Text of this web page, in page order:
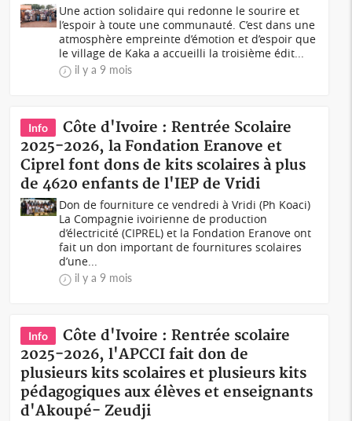
Une action solidaire qui redonne le sourire et
l’espoir à toute une communauté. C’est dans une
atmosphère empreinte d’émotion et d’espoir que
le village de Kaka a accueilli la troisième édit...
il y a 9 mois
Info
Côte d'Ivoire : Rentrée Scolaire
2025-2026, la Fondation Eranove et
Ciprel font dons de kits scolaires à plus
de 4620 enfants de l'IEP de Vridi
Don de fourniture ce vendredi à Vridi (Ph Koaci)
La Compagnie ivoirienne de production
d’électricité (CIPREL) et la Fondation Eranove ont
fait un don important de fournitures scolaires
d’une...
il y a 9 mois
Info
Côte d'Ivoire : Rentrée scolaire
2025-2026, l'APCCI fait don de
plusieurs kits scolaires et plusieurs kits
pédagogiques aux élèves et enseignants
d'Akoupé- Zeudji